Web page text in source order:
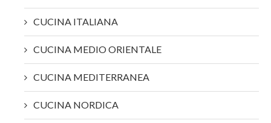
CUCINA ITALIANA
CUCINA MEDIO ORIENTALE
CUCINA MEDITERRANEA
CUCINA NORDICA